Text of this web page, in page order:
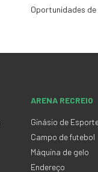
Oportunidades
ARENA RECREIO
Ginásio de
Campo de futebol
Máquina de gelo
Endereço